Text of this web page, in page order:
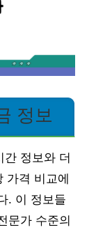
정보
정보와 더
격 비교에
. 이 정보들
문가 수준의